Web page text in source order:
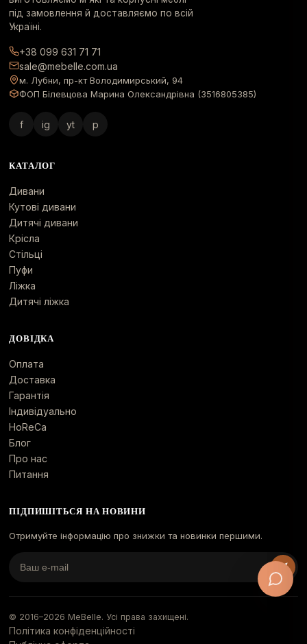
під замовлення й доставляємо по всій
Україні.
+38 099 631 71 71
sale@mebelle.com.ua
м. Лубни, пр-кт Володимирський, 94
ФОП Білевцова Марина Олександрівна (3516805385)
f ig yt p
КАТАЛОГ
Дивани
Кутові дивани
Дитячі дивани
Крісла
Стільці
Пуфи
Ліжка
Дитячі ліжка
ДОВІДКА
Оплата
Доставка
Гарантія
Індивідуально
HoReCa
Блог
Про нас
Питання
ПІДПИШІТЬСЯ НА НОВИНИ
Отримуйте інформацію про знижки та новинки першими.
© 2016–2026 MeBelle. Усі права захищені.
Політика конфіденційності